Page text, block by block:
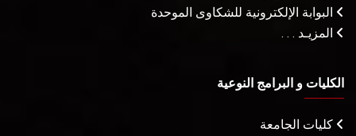
البوابة الإلكترونية للشكاوى الموحدة
المزيـد . . .
الكليات و البرامج النوعية
كليات الجامعة